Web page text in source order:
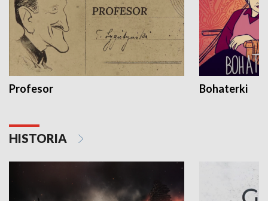
Profesor Bohaterki
HISTORIA